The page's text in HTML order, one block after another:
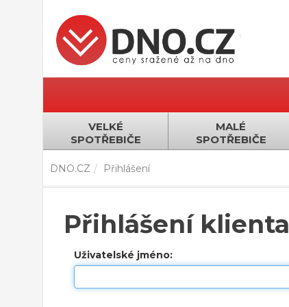
VELKÉ
SPOTŘEBIČE
MALÉ
SPOTŘEBIČE
DNO.CZ Přihlášení
Přihlášení klienta
Uživatelské jméno: